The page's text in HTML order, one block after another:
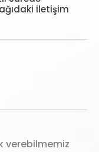
iletişim
verebilmemiz